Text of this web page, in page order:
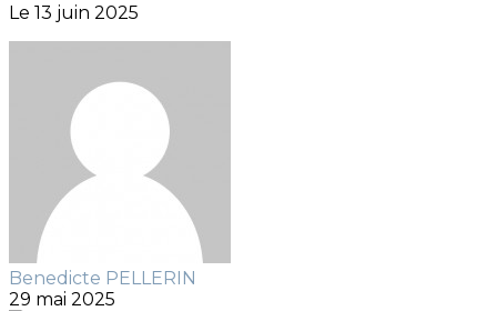
Le 13 juin 2025
Benedicte PELLERIN
29 mai 2025